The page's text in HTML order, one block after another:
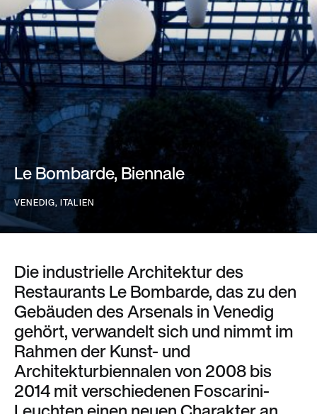
Le Bombarde, Biennale
VENEDIG, ITALIEN
Die industrielle Architektur des
Restaurants Le Bombarde, das zu den
Gebäuden des Arsenals in Venedig
gehört, verwandelt sich und nimmt im
Rahmen der Kunst- und
Architekturbiennalen von 2008 bis
2014 mit verschiedenen Foscarini-